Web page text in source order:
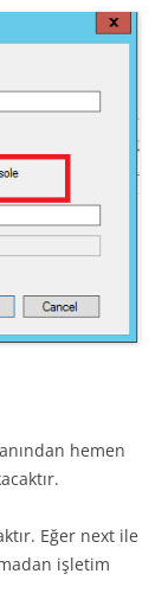
hemen
Eğer next ile
işletim